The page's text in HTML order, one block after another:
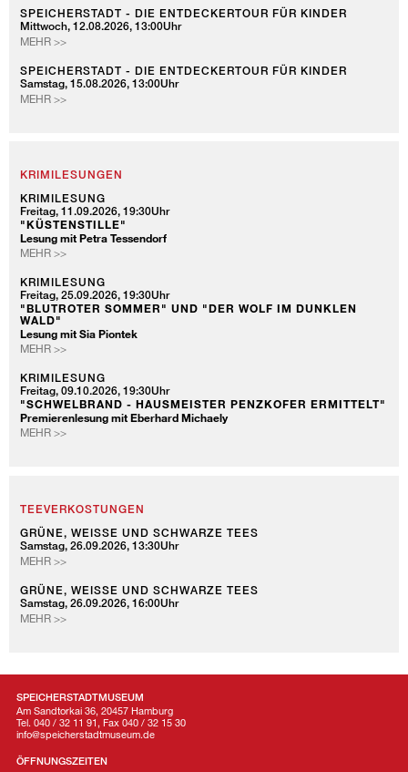
DIE
ENTDECKERTOUR
FÜR
SPEICHERSTADT - DIE ENTDECKERTOUR FÜR KINDER
Mittwoch, 12.08.2026, 13:00Uhr
MEHR >>SPEICHERSTADT
DIE
ENTDECKERTOUR
FÜR
SPEICHERSTADT - DIE ENTDECKERTOUR FÜR KINDER
Samstag, 15.08.2026, 13:00Uhr
MEHR >>SPEICHERSTADT
KINDER
KRIMILESUNGEN
KRIMILESUNG
Freitag, 11.09.2026, 19:30Uhr
"KÜSTENSTILLE"
Lesung mit Petra Tessendorf
MEHR >>KRIMILESUNG
KRIMILESUNG
Freitag, 25.09.2026, 19:30Uhr
"BLUTROTER SOMMER" UND "DER WOLF IM DUNKLEN
WALD"
Lesung mit Sia Piontek
MEHR >>KRIMILESUNG
KRIMILESUNG
Freitag, 09.10.2026, 19:30Uhr
"SCHWELBRAND - HAUSMEISTER PENZKOFER ERMITTELT"
Premierenlesung mit Eberhard Michaely
MEHR >>KRIMILESUNG
TEEVERKOSTUNGEN
GRÜNE, WEISSE UND SCHWARZE TEES
Samstag, 26.09.2026, 13:30Uhr
MEHR >>GRÜNE,
UND
SCHWARZE
TEES
GRÜNE, WEISSE UND SCHWARZE TEES
Samstag, 26.09.2026, 16:00Uhr
MEHR >>GRÜNE,
TEES
SPEICHERSTADTMUSEUM
Am Sandtorkai 36, 20457 Hamburg
Tel. 040 / 32 11 91, Fax 040 / 32 15 30
info@speicherstadtmuseum.de
ÖFFNUNGSZEITEN